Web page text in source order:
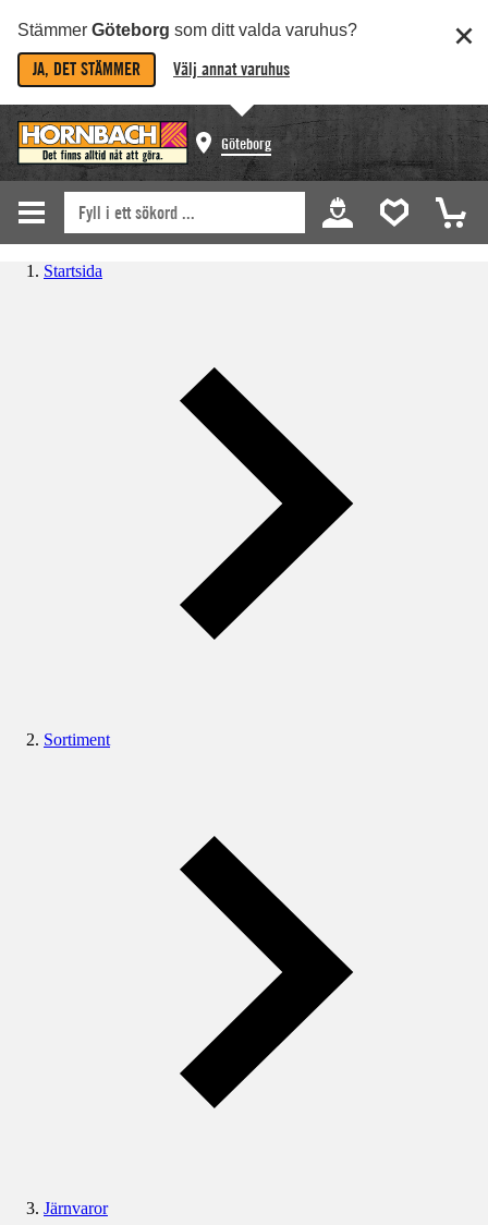
Stämmer Göteborg som ditt valda varuhus?
JA, DET STÄMMER Välj annat varuhus
Göteborg
Startsida
Sortiment
Järnvaror